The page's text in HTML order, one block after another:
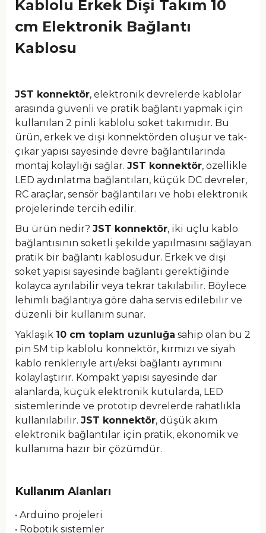
Kablolu Erkek Dişi Takım 10
cm Elektronik Bağlantı
Kablosu
JST konnektör, elektronik devrelerde kablolar
arasında güvenli ve pratik bağlantı yapmak için
kullanılan 2 pinli kablolu soket takımıdır. Bu
ürün, erkek ve dişi konnektörden oluşur ve tak-
çıkar yapısı sayesinde devre bağlantılarında
montaj kolaylığı sağlar. JST konnektör, özellikle
LED aydınlatma bağlantıları, küçük DC devreler,
RC araçlar, sensör bağlantıları ve hobi elektronik
projelerinde tercih edilir.
Bu ürün nedir? JST konnektör, iki uçlu kablo
bağlantısının soketli şekilde yapılmasını sağlayan
pratik bir bağlantı kablosudur. Erkek ve dişi
soket yapısı sayesinde bağlantı gerektiğinde
kolayca ayrılabilir veya tekrar takılabilir. Böylece
lehimli bağlantıya göre daha servis edilebilir ve
düzenli bir kullanım sunar.
Yaklaşık 10 cm toplam uzunluğa sahip olan bu 2
pin SM tip kablolu konnektör, kırmızı ve siyah
kablo renkleriyle artı/eksi bağlantı ayrımını
kolaylaştırır. Kompakt yapısı sayesinde dar
alanlarda, küçük elektronik kutularda, LED
sistemlerinde ve prototip devrelerde rahatlıkla
kullanılabilir. JST konnektör, düşük akım
elektronik bağlantılar için pratik, ekonomik ve
kullanıma hazır bir çözümdür.
Kullanım Alanları
• Arduino projeleri
• Robotik sistemler